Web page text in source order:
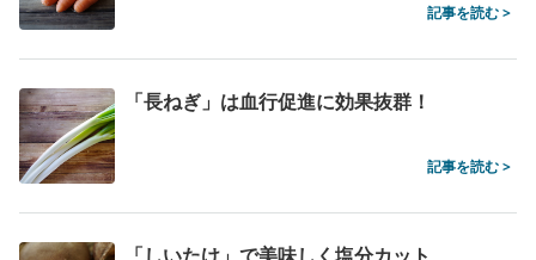
記事を読む >
「長ねぎ」は血行促進に効果抜群！
記事を読む >